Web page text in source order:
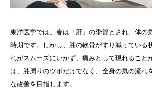
東洋医学では、春は「肝」の季節とされ、体の
時期です。しかし、膝の軟骨がすり減っている
れがスムーズにいかず、痛みとして現れること
は、膝周りのツボだけでなく、全身の気の流れ
な改善を目指します。